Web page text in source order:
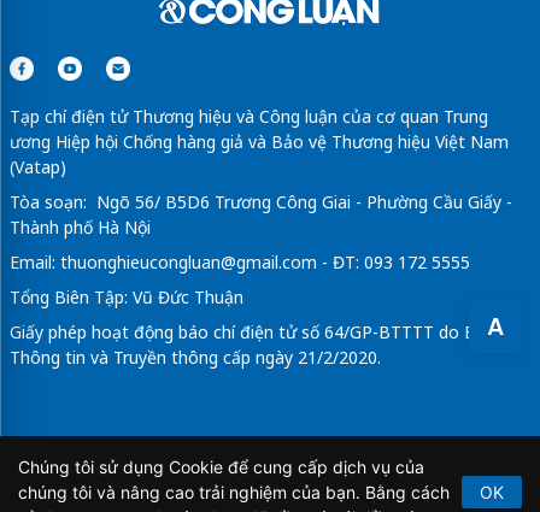
A
Tạp chí điện tử Thương hiệu và Công luận của cơ quan Trung
ương Hiệp hội Chống hàng giả và Bảo vệ Thương hiệu Việt Nam
(Vatap)
Tòa soạn: Ngõ 56/ B5D6 Trương Công Giai - Phường Cầu Giấy -
Thành phố Hà Nội
Email:
thuonghieucongluan@gmail.com - ĐT: 093 172 5555
Thông tin và Truyền thông cấp ngày 21/2/2020.
Chúng tôi sử dụng Cookie để cung cấp dịch vụ của
chúng tôi và nâng cao trải nghiệm của bạn. Bằng cách
OK